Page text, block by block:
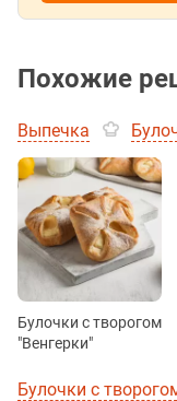
Похожие
Выпечка
Булочки с творогом
"Венгерки"
Булочки с